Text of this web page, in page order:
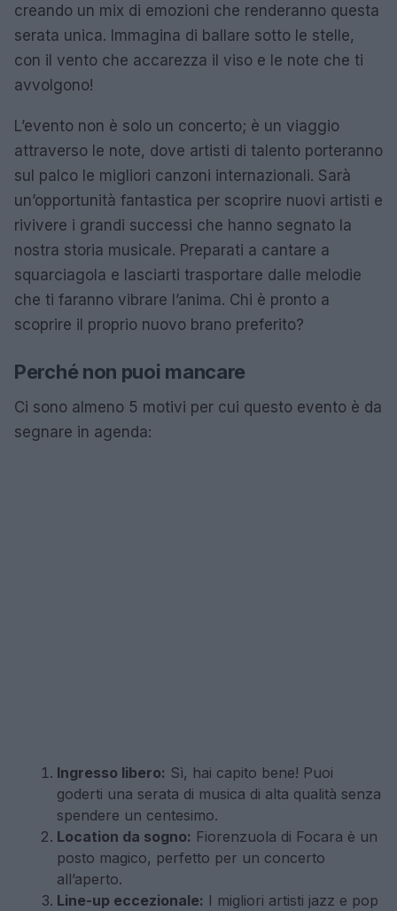
creando un mix di emozioni che renderanno questa
serata unica. Immagina di ballare sotto le stelle,
con il vento che accarezza il viso e le note che ti
avvolgono!
L’evento non è solo un concerto; è un viaggio
attraverso le note, dove artisti di talento porteranno
sul palco le migliori canzoni internazionali. Sarà
un’opportunità fantastica per scoprire nuovi artisti e
rivivere i grandi successi che hanno segnato la
nostra storia musicale. Preparati a cantare a
squarciagola e lasciarti trasportare dalle melodie
che ti faranno vibrare l’anima. Chi è pronto a
scoprire il proprio nuovo brano preferito?
Perché non puoi mancare
Ci sono almeno 5 motivi per cui questo evento è da
segnare in agenda:
Ingresso libero: Sì, hai capito bene! Puoi
goderti una serata di musica di alta qualità senza
spendere un centesimo.
Location da sogno: Fiorenzuola di Focara è un
posto magico, perfetto per un concerto
all’aperto.
Line-up eccezionale: I migliori artisti jazz e pop